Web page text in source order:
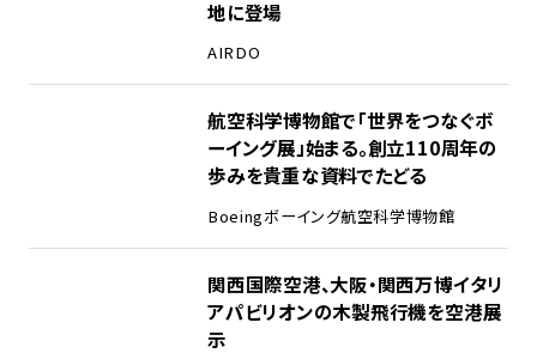
地に登場
AIRDO
航空科学博物館で「世界をつなぐボ
ーイング展」始まる。創立110周年の
歩みを貴重な資料でたどる
Boeingボーイング航空科学博物館
関西国際空港、大阪・関西万博イタリ
アパビリオンの木製飛行機を空港展
示